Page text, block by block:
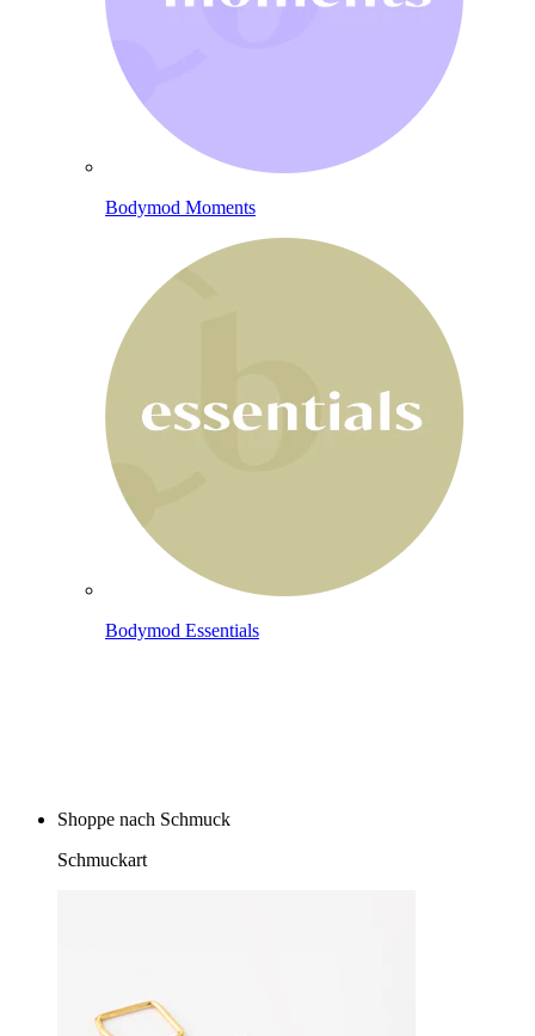
Bodymod Moments
Bodymod Essentials
Shoppe nach Schmuck
Schmuckart